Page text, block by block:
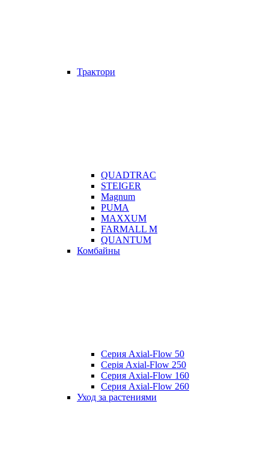
Трактори
QUADTRAC
STEIGER
Magnum
PUMA
MAXXUM
FARMALL M
QUANTUM
Комбайны
Серия Axial-Flow 50
Серія Axial-Flow 250
Серия Axial-Flow 160
Серия Axial-Flow 260
Уход за растениями